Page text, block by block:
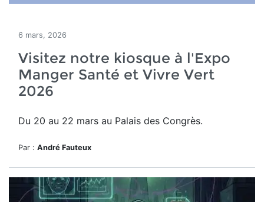
6 mars, 2026
Visitez notre kiosque à l'Expo
Manger Santé et Vivre Vert
2026
Du 20 au 22 mars au Palais des Congrès.
Par : André Fauteux